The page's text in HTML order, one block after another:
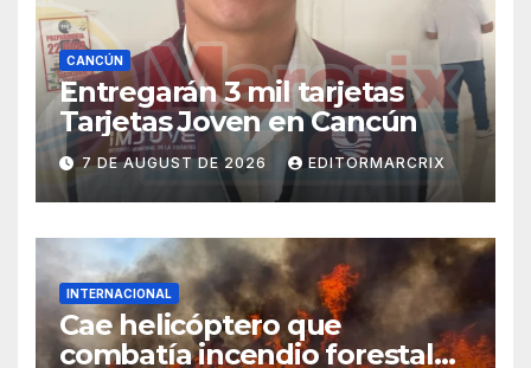
CANCÚN
Entregarán 3 mil tarjetas
Tarjetas Joven en Cancún
7 DE AUGUST DE 2026 EDITORMARCRIX
INTERNACIONAL
Cae helicóptero que
combatía incendio forestal